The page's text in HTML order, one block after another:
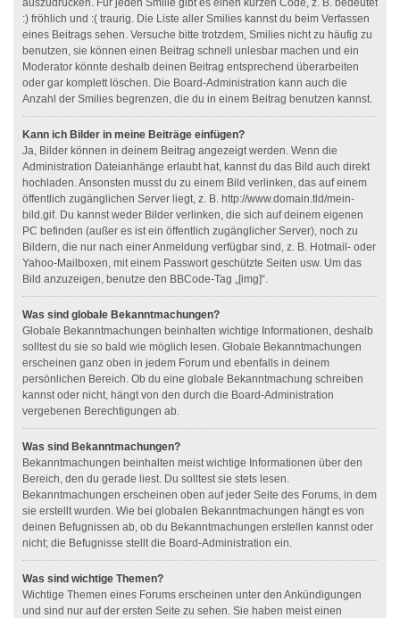
auszudrücken. Für jeden Smilie gibt es einen kurzen Code, z. B. bedeutet
:) fröhlich und :( traurig. Die Liste aller Smilies kannst du beim Verfassen
eines Beitrags sehen. Versuche bitte trotzdem, Smilies nicht zu häufig zu
benutzen, sie können einen Beitrag schnell unlesbar machen und ein
Moderator könnte deshalb deinen Beitrag entsprechend überarbeiten
oder gar komplett löschen. Die Board-Administration kann auch die
Anzahl der Smilies begrenzen, die du in einem Beitrag benutzen kannst.
Kann ich Bilder in meine Beiträge einfügen?
Ja, Bilder können in deinem Beitrag angezeigt werden. Wenn die
Administration Dateianhänge erlaubt hat, kannst du das Bild auch direkt
hochladen. Ansonsten musst du zu einem Bild verlinken, das auf einem
öffentlich zugänglichen Server liegt, z. B. http://www.domain.tld/mein-
bild.gif. Du kannst weder Bilder verlinken, die sich auf deinem eigenen
PC befinden (außer es ist ein öffentlich zugänglicher Server), noch zu
Bildern, die nur nach einer Anmeldung verfügbar sind, z. B. Hotmail- oder
Yahoo-Mailboxen, mit einem Passwort geschützte Seiten usw. Um das
Bild anzuzeigen, benutze den BBCode-Tag „[img]“.
Was sind globale Bekanntmachungen?
Globale Bekanntmachungen beinhalten wichtige Informationen, deshalb
solltest du sie so bald wie möglich lesen. Globale Bekanntmachungen
erscheinen ganz oben in jedem Forum und ebenfalls in deinem
persönlichen Bereich. Ob du eine globale Bekanntmachung schreiben
kannst oder nicht, hängt von den durch die Board-Administration
vergebenen Berechtigungen ab.
Was sind Bekanntmachungen?
Bekanntmachungen beinhalten meist wichtige Informationen über den
Bereich, den du gerade liest. Du solltest sie stets lesen.
Bekanntmachungen erscheinen oben auf jeder Seite des Forums, in dem
sie erstellt wurden. Wie bei globalen Bekanntmachungen hängt es von
deinen Befugnissen ab, ob du Bekanntmachungen erstellen kannst oder
nicht; die Befugnisse stellt die Board-Administration ein.
Was sind wichtige Themen?
Wichtige Themen eines Forums erscheinen unter den Ankündigungen
und sind nur auf der ersten Seite zu sehen. Sie haben meist einen